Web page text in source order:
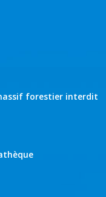
forestier interdit